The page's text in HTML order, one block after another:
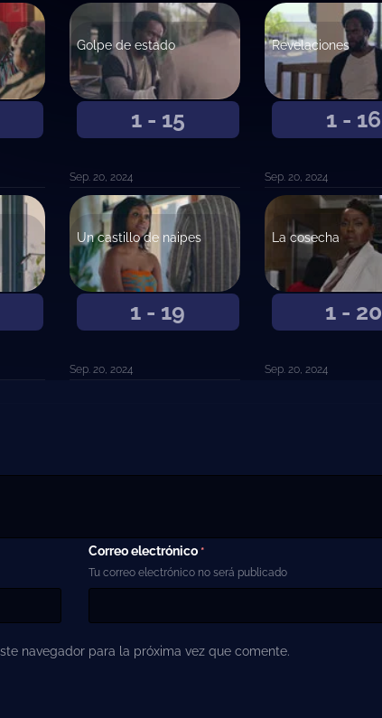
1 - 15
Golpe de estado
Sep. 20, 2024
1 - 16
Revelaciones
Sep. 20, 2024
1 - 19
Un castillo de naipes
Sep. 20, 2024
1 - 20
La cosecha
Sep. 20, 2024
Correo electrónico *
Tu correo electrónico no será publicado
navegador para la próxima vez que comente.